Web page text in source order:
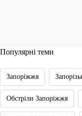
Популярні теми
Запоріжжя
Обстріли Запоріжжя